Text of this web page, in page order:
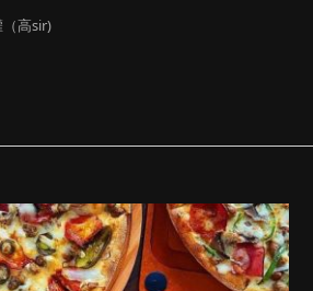
高sir)